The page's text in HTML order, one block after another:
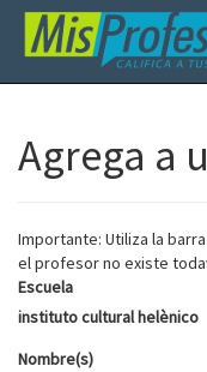
Agrega a
Importante: Utiliza la
el profesor no existe
Escuela
instituto cultural helènico
Nombre(s)